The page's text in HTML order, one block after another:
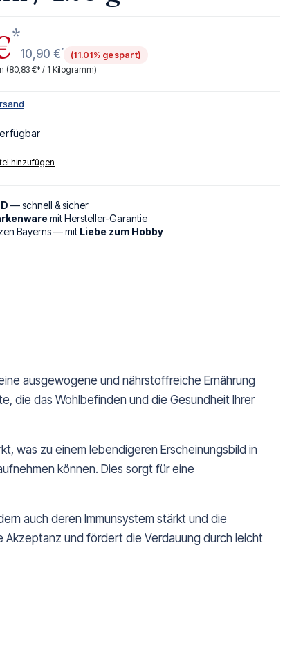
*
10,90 €*
(11.01% gespart)
(80,83 €* / 1 Kilogramm)
hinzufügen
— schnell & sicher
mit Hersteller-Garantie
Bayerns — mit Liebe zum Hobby
ausgewogene und nährstoffreiche Ernährung
die das Wohlbefinden und die Gesundheit Ihrer
was zu einem lebendigeren Erscheinungsbild in
können. Dies sorgt für eine
auch deren Immunsystem stärkt und die
und fördert die Verdauung durch leicht